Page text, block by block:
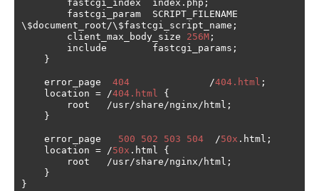
        fastcgi_index  index
. php ;
\$document_root/\$fastcgi_script_name ;
        client_max_body_size
256M ;
        include        fastcgi_params
;
}
    error_page
404 /404.html ;
    location
= /404.html
{
        root
/usr/share/nginx/ html ;
}
    error_page
500 502 503 504 /50x . html ;
    location
= /50x . html {
        root
/usr/share/nginx/ html ;
}
}